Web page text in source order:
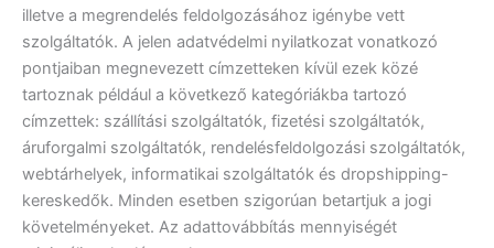
illetve a megrendelés feldolgozásához igénybe vett
szolgáltatók. A jelen adatvédelmi nyilatkozat vonatkozó
pontjaiban megnevezett címzetteken kívül ezek közé
tartoznak például a következő kategóriákba tartozó
címzettek: szállítási szolgáltatók, fizetési szolgáltatók,
áruforgalmi szolgáltatók, rendelésfeldolgozási szolgáltatók,
webtárhelyek, informatikai szolgáltatók és dropshipping-
kereskedők. Minden esetben szigorúan betartjuk a jogi
követelményeket. Az adattovábbítás mennyiségét